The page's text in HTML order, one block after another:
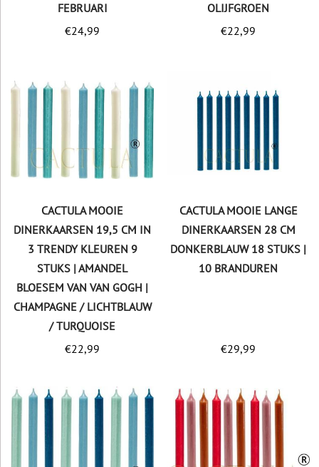
FEBRUARI
€24,99
OLIJFGROEN
€22,99
CACTULA MOOIE
DINERKAARSEN 19,5 CM IN
3 TRENDY KLEUREN 9
STUKS | AMANDEL
BLOESEM VAN VAN GOGH |
CHAMPAGNE / LICHTBLAUW
/ TURQUOISE
€22,99
CACTULA MOOIE LANGE
DINERKAARSEN 28 CM
DONKERBLAUW 18 STUKS |
10 BRANDUREN
€29,99